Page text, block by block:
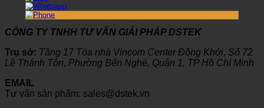
CÔNG TY TNHH TƯ VẤN GIẢI PHÁP DSTEK
Trụ sở: Tầng 17 Tòa nhà Vincom Center Đồng Khởi, Số 72
Lê Thánh Tôn, Phường Bến Nghé, Quận 1, TP Hồ Chí Minh
EMAIL
Tư vấn sản phẩm: sales@dstek.vn